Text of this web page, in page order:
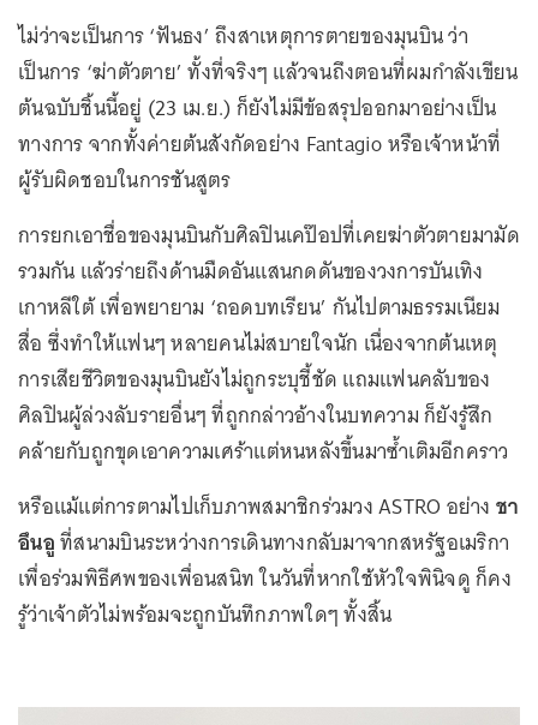
ไม่ว่าจะเป็นการ ‘ฟันธง’ ถึงสาเหตุการตายของมุนบิน ว่า
เป็นการ ‘ฆ่าตัวตาย’ ทั้งที่จริงๆ แล้วจนถึงตอนที่ผมกำลังเขียน
ต้นฉบับชิ้นนี้อยู่ (23 เม.ย.) ก็ยังไม่มีข้อสรุปออกมาอย่างเป็น
ทางการ จากทั้งค่ายต้นสังกัดอย่าง Fantagio หรือเจ้าหน้าที่
ผู้รับผิดชอบในการชันสูตร
การยกเอาชื่อของมุนบินกับศิลปินเคป๊อปที่เคยฆ่าตัวตายมามัด
รวมกัน แล้วร่ายถึงด้านมืดอันแสนกดดันของวงการบันเทิง
เกาหลีใต้ เพื่อพยายาม ‘ถอดบทเรียน’ กันไปตามธรรมเนียม
สื่อ ซึ่งทำให้แฟนๆ หลายคนไม่สบายใจนัก เนื่องจากต้นเหตุ
การเสียชีวิตของมุนบินยังไม่ถูกระบุชี้ชัด แถมแฟนคลับของ
ศิลปินผู้ล่วงลับรายอื่นๆ ที่ถูกกล่าวอ้างในบทความ ก็ยังรู้สึก
คล้ายกับถูกขุดเอาความเศร้าแต่หนหลังขึ้นมาซ้ำเติมอีกคราว
หรือแม้แต่การตามไปเก็บภาพสมาชิกร่วมวง ASTRO อย่าง ชา
อึนอูที่สนามบินระหว่างการเดินทางกลับมาจากสหรัฐอเมริกา
เพื่อร่วมพิธีศพของเพื่อนสนิท ในวันที่หากใช้หัวใจพินิจดู ก็คง
รู้ว่าเจ้าตัวไม่พร้อมจะถูกบันทึกภาพใดๆ ทั้งสิ้น